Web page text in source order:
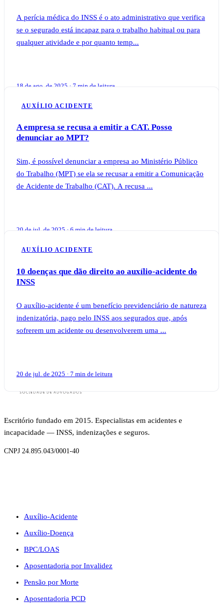
A perícia médica do INSS é o ato administrativo que verifica
se o segurado está incapaz para o trabalho habitual ou para
qualquer atividade e por quanto temp...
18 de ago. de 2025 · 7 min de leitura
AUXÍLIO ACIDENTE
A empresa se recusa a emitir a CAT. Posso
denunciar ao MPT?
Sim, é possível denunciar a empresa ao Ministério Público
do Trabalho (MPT) se ela se recusar a emitir a Comunicação
de Acidente de Trabalho (CAT). A recusa ...
20 de jul. de 2025 · 6 min de leitura
AUXÍLIO ACIDENTE
10 doenças que dão direito ao auxílio-acidente do
INSS
O auxílio-acidente é um benefício previdenciário de natureza
indenizatória, pago pelo INSS aos segurados que, após
sofrerem um acidente ou desenvolverem uma ...
20 de jul. de 2025 · 7 min de leitura
Escritório fundado em 2015. Especialistas em acidentes e
incapacidade — INSS, indenizações e seguros.
CNPJ 24.895.043/0001-40
Auxílio-Acidente
Auxílio-Doença
BPC/LOAS
Aposentadoria por Invalidez
Pensão por Morte
Aposentadoria PCD